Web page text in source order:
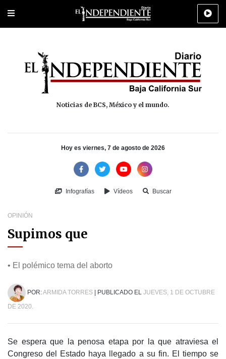
Portada Los Cabos Policiaca Deportes Cultura
Noticias de BCS, México y el mundo.
Hoy es viernes, 7 de agosto de 2026
Infografías Vídeos Buscar
OPINIÓN
Supimos que
• El polémico tema del aborto
POR:ARMIDA TORRES | PUBLICADO EL JUEVES, 1 DE OCTUBRE
DE 2020.
Se espera que la penosa etapa por la que atraviesa el
Congreso del Estado haya llegado a su fin. El tiempo se